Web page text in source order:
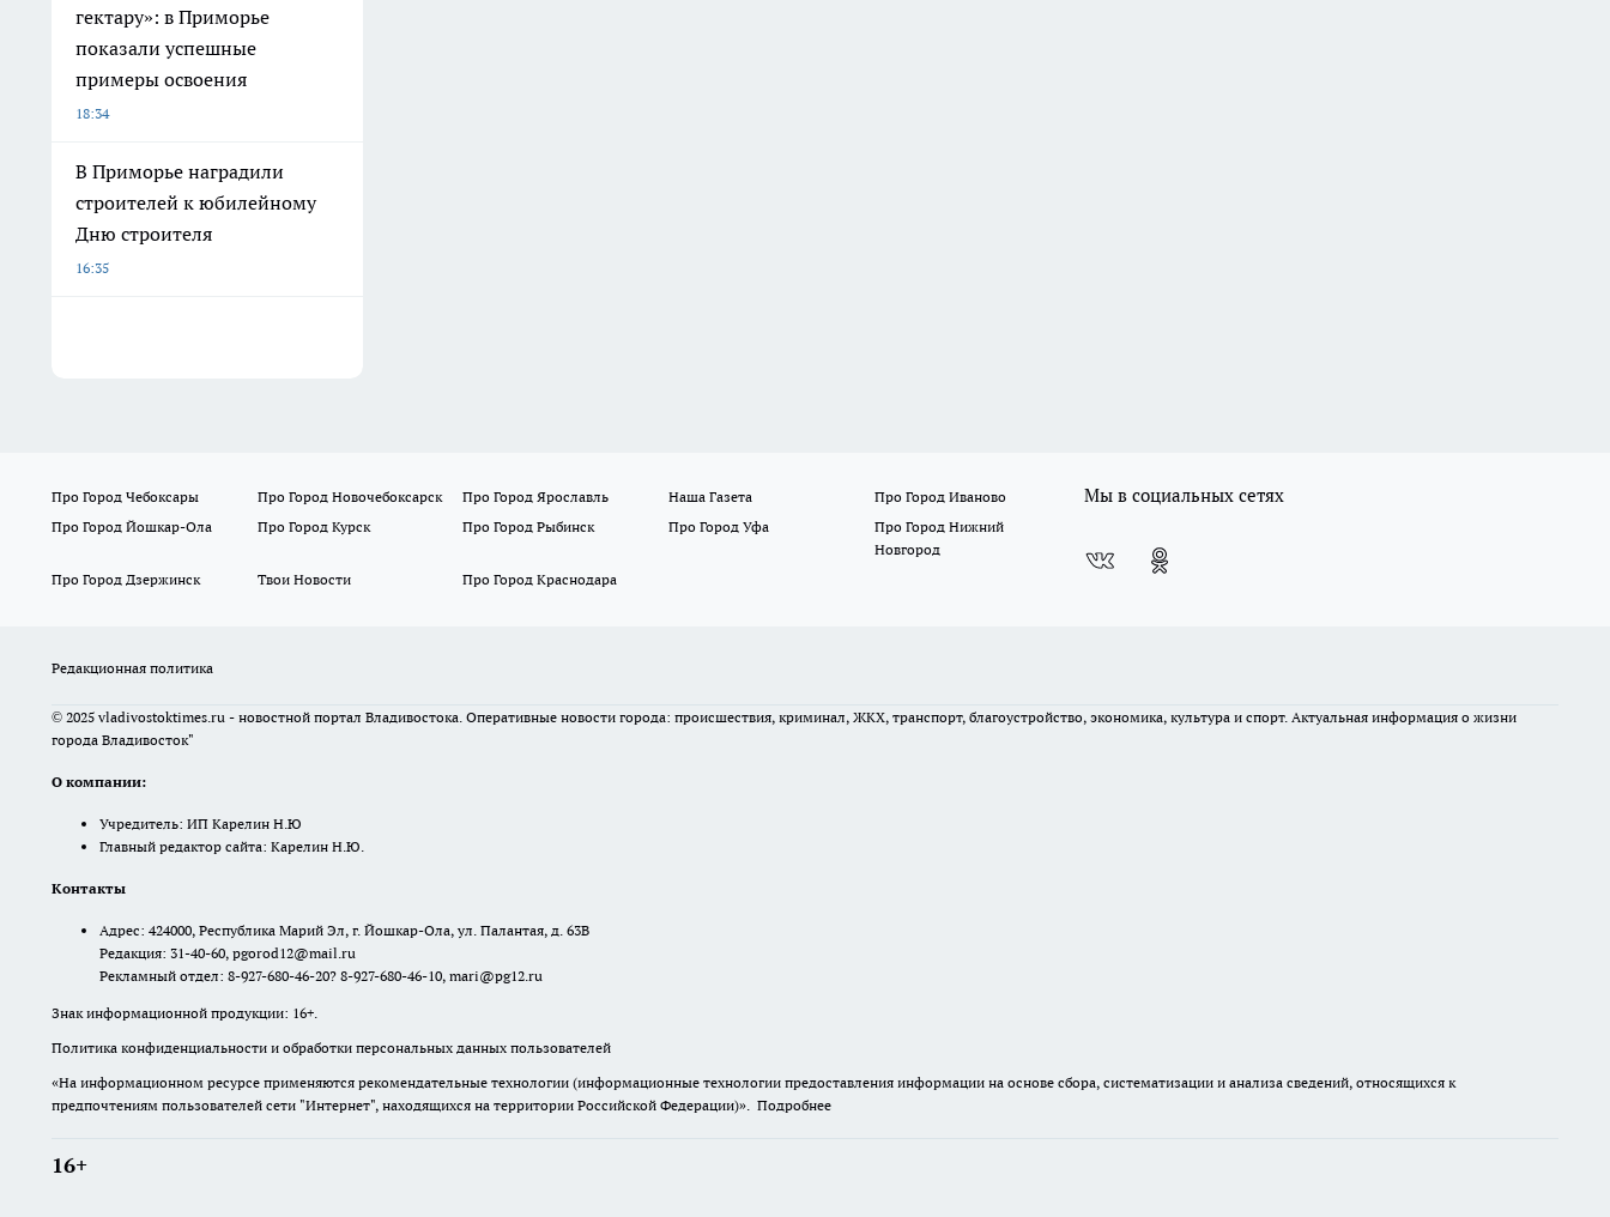
гектару»: в Приморье
показали успешные
примеры освоения
18:34
В Приморье наградили
строителей к юбилейному
Дню строителя
16:35
Про Город Чебоксары Про Город Новочебоксарск Про Город Ярославль Наша Газета
Про Город Иваново
Про Город Йошкар-Ола
Про Город Курск Про Город Рыбинск Про Город Уфа
Про Город Нижний
Новгород
Про Город Дзержинск
Твои Новости Про Город Краснодара
Мы в социальных сетях
Редакционная политика
© 2025 vladivostoktimes.ru - новостной портал Владивостока. Оперативные новости города: происшествия, криминал, ЖКХ, транспорт, благоустройство, экономика, культура и спорт. Актуальная информация о жизни
города Владивосток"
О компании:
Учредитель: ИП Карелин Н.Ю
Главный редактор сайта: Карелин Н.Ю.
Контакты
Адрес: 424000, Республика Марий Эл, г. Йошкар-Ола, ул. Палантая, д. 63В
Редакция: 31-40-60, pgorod12@mail.ru
Рекламный отдел: 8-927-680-46-20? 8-927-680-46-10, mari@pg12.ru
Знак информационной продукции: 16+.
Политика конфиденциальности и обработки персональных данных пользователей
«На информационном ресурсе применяются рекомендательные технологии (информационные технологии предоставления информации на основе сбора, систематизации и анализа сведений, относящихся к
предпочтениям пользователей сети "Интернет", находящихся на территории Российской Федерации)». Подробнее
16+